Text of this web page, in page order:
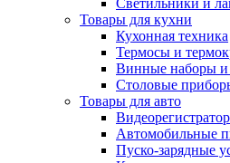
Светильники и
Товары для кухни
Кухонная техника
Термосы и
Винные наборы
Столовые
Товары для авто
Автомобильные
Пуско-зарядные